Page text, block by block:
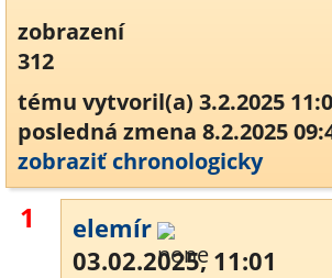
zobrazení
312
tému vytvoril(a) 3.2.2025
posledná zmena 8.2.2025
zobraziť chronologicky
1
elemír
03.02.2025, 11:01